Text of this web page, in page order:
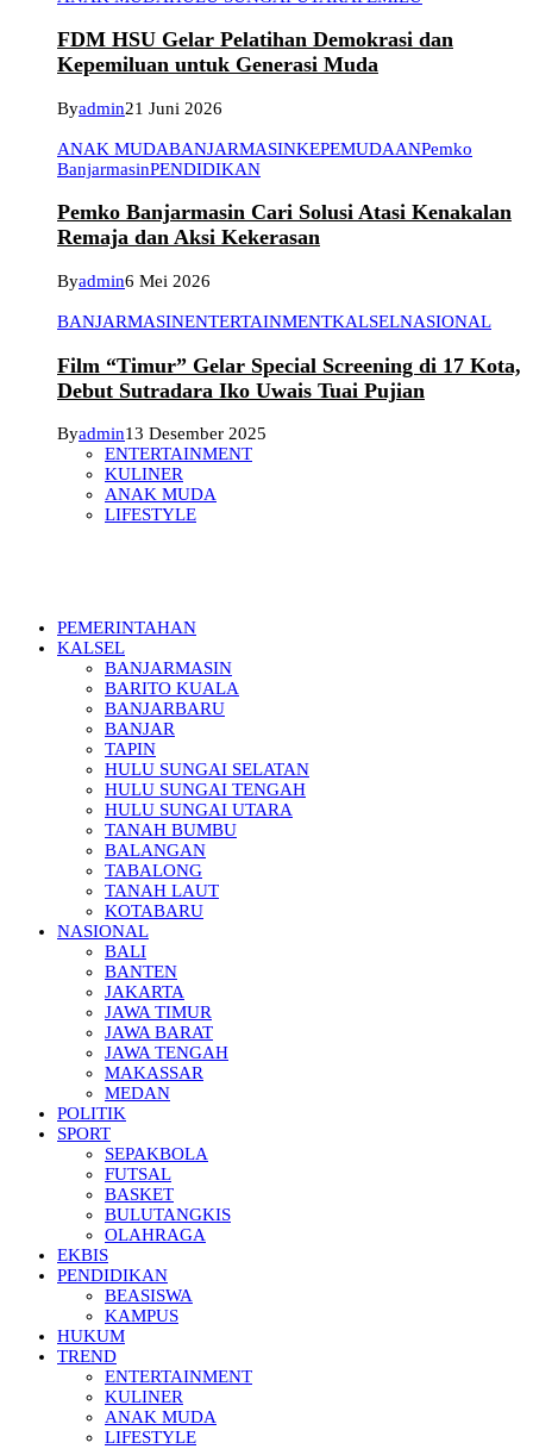
FDM HSU Gelar Pelatihan Demokrasi dan
Kepemiluan untuk Generasi Muda
Byadmin21 Juni 2026
ANAK MUDABANJARMASINKEPEMUDAANPemko
BanjarmasinPENDIDIKAN
Pemko Banjarmasin Cari Solusi Atasi Kenakalan
Remaja dan Aksi Kekerasan
Byadmin6 Mei 2026
BANJARMASINENTERTAINMENTKALSELNASIONAL
Film “Timur” Gelar Special Screening di 17 Kota,
Debut Sutradara Iko Uwais Tuai Pujian
Byadmin13 Desember 2025
ENTERTAINMENT
KULINER
ANAK MUDA
LIFESTYLE
PEMERINTAHAN
KALSEL
BANJARMASIN
BARITO KUALA
BANJARBARU
BANJAR
TAPIN
HULU SUNGAI SELATAN
HULU SUNGAI TENGAH
HULU SUNGAI UTARA
TANAH BUMBU
BALANGAN
TABALONG
TANAH LAUT
KOTABARU
NASIONAL
BALI
BANTEN
JAKARTA
JAWA TIMUR
JAWA BARAT
JAWA TENGAH
MAKASSAR
MEDAN
POLITIK
SPORT
SEPAKBOLA
FUTSAL
BASKET
BULUTANGKIS
OLAHRAGA
EKBIS
PENDIDIKAN
BEASISWA
KAMPUS
HUKUM
TREND
ENTERTAINMENT
KULINER
ANAK MUDA
LIFESTYLE